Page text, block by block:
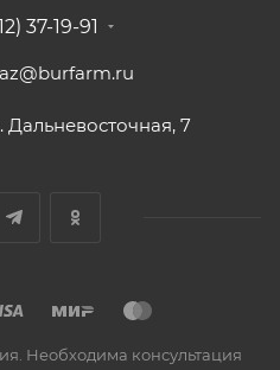
37-19-91
Дальневосточная, 7
Необходима консультация